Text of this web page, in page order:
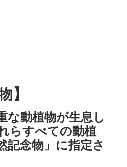
】
な動植物が生息し
らすべての動植
記念物」に指定さ